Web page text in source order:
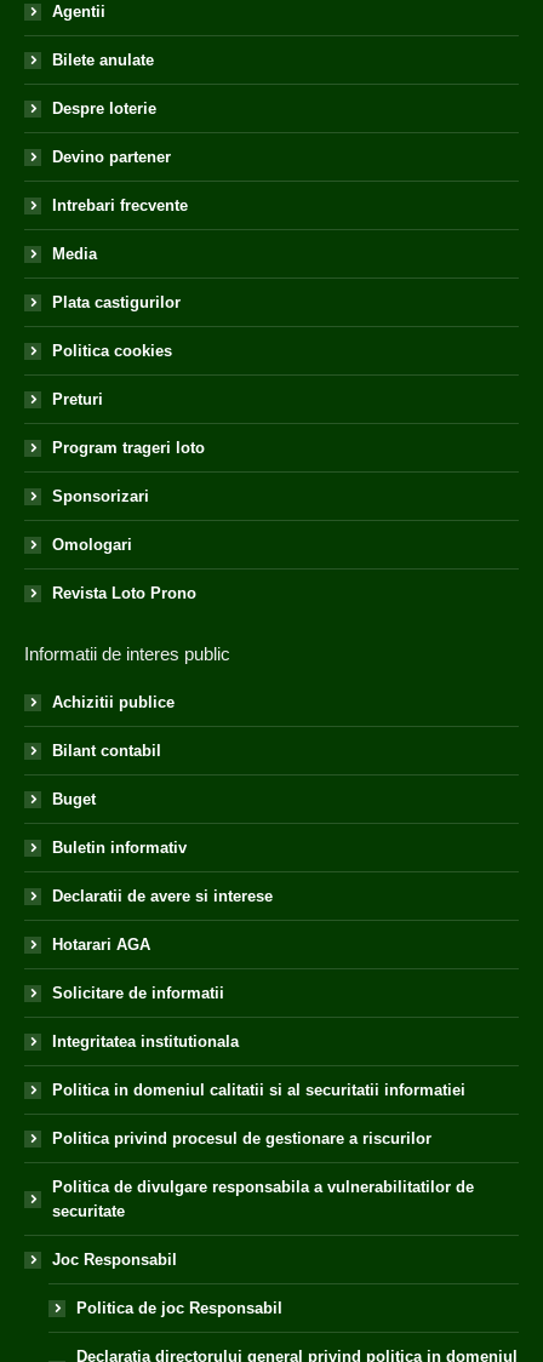
Agentii
Bilete anulate
Despre loterie
Devino partener
Intrebari frecvente
Media
Plata castigurilor
Politica cookies
Preturi
Program trageri loto
Sponsorizari
Omologari
Revista Loto Prono
Informatii de interes public
Achizitii publice
Bilant contabil
Buget
Buletin informativ
Declaratii de avere si interese
Hotarari AGA
Solicitare de informatii
Integritatea institutionala
Politica in domeniul calitatii si al securitatii informatiei
Politica privind procesul de gestionare a riscurilor
Politica de divulgare responsabila a vulnerabilitatilor de
securitate
Joc Responsabil
Politica de joc Responsabil
Declaratia directorului general privind politica in domeniul